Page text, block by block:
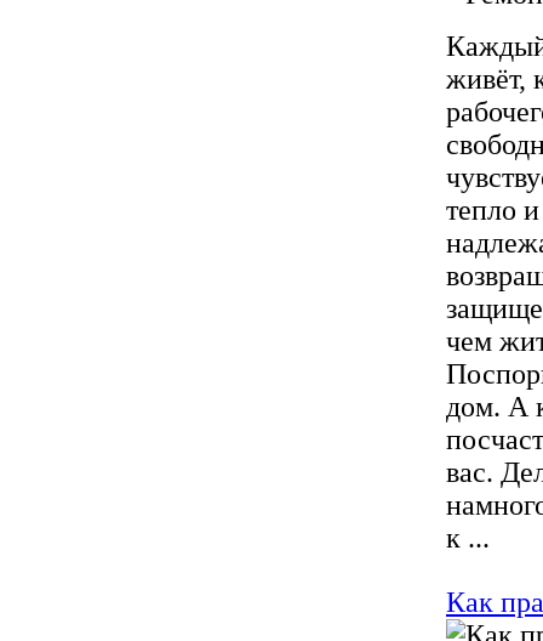
Каждый
живёт,
тепло
чем
дом. А
вас.
к ...
Как